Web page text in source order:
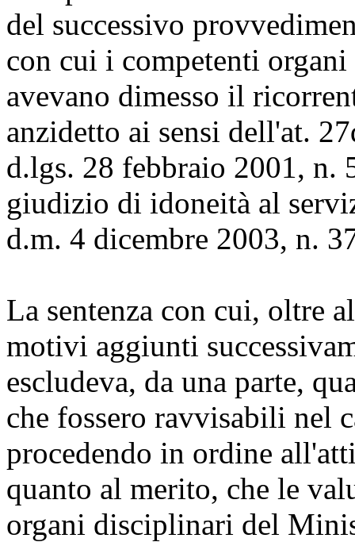
del successivo
con cui i competenti
avevano dimesso il
anzidetto ai sensi dell'at.
d.lgs. 28 febbraio 2001, n.
giudizio di idoneità al
d.m. 4 dicembre 2003, n.
La sentenza con cui, oltre
motivi aggiunti
escludeva, da una parte,
che fossero ravvisabili nel
procedendo in ordine
quanto al merito, che le
organi disciplinari del